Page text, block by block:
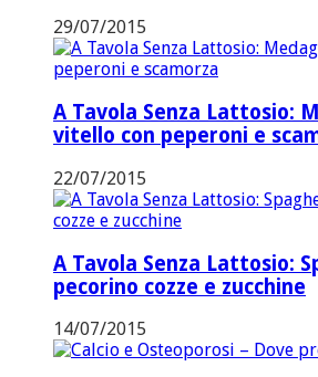
29/07/2015
A Tavola Senza Lattosio:
vitello con peperoni e
22/07/2015
A Tavola Senza Lattosio:
pecorino cozze e zucchine
14/07/2015